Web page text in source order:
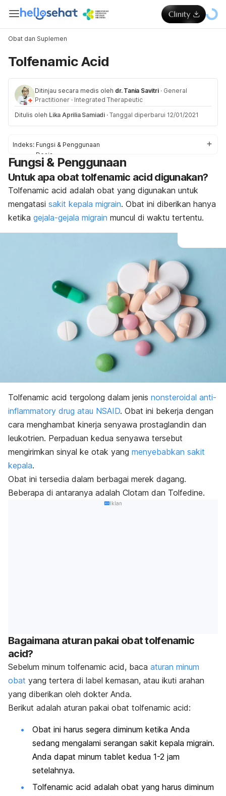
Obat dan Suplemen
Tolfenamic Acid
Ditinjau secara medis oleh dr. Tania Savitri · General
Practitioner · Integrated Therapeutic
Ditulis oleh Lika Aprilia Samiadi · Tanggal diperbarui 12/01/2021
Indeks: Fungsi & Penggunaan
Dosis
Efek Samping
Pencegahan & Peringatan
Interaksi Obat
Overdosis
Fungsi & Penggunaan
Untuk apa obat tolfenamic acid digunakan?
Tolfenamic acid adalah obat yang digunakan untuk
mengatasi sakit kepala migrain. Obat ini diberikan hanya
ketika gejala-gejala migrain muncul di waktu tertentu.
Tolfenamic acid tergolong dalam jenis nonsteroidal anti-
inflammatory drug atau NSAID. Obat ini bekerja dengan
cara menghambat kinerja senyawa prostaglandin dan
leukotrien. Perpaduan kedua senyawa tersebut
mengirimkan sinyal ke otak yang menyebabkan sakit
kepala.
Obat ini tersedia dalam berbagai merek dagang.
Beberapa di antaranya adalah Clotam dan Tolfedine.
Iklan
Bagaimana aturan pakai obat tolfenamic
acid?
Sebelum minum tolfenamic acid, baca aturan minum
obat yang tertera di label kemasan, atau ikuti arahan
yang diberikan oleh dokter Anda.
Berikut adalah aturan pakai obat tolfenamic acid:
Obat ini harus segera diminum ketika Anda
sedang mengalami serangan sakit kepala migrain.
Anda dapat minum tablet kedua 1-2 jam
setelahnya.
Tolfenamic acid adalah obat yang harus diminum